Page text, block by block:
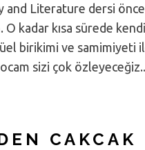
Literature dersi
O kadar kısa sürede
birikimi ve samimiyeti
sizi çok özleyeceğiz..
CAKCAK